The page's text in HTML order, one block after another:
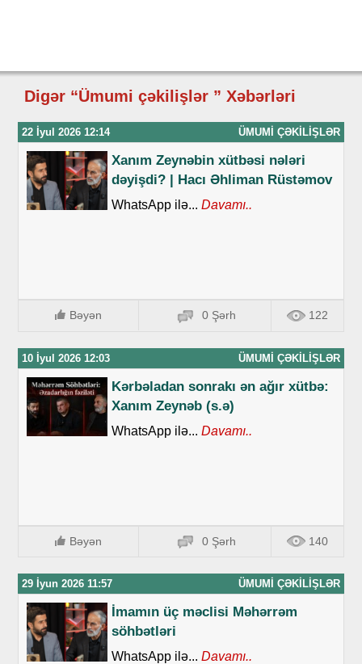
Digər “Ümumi çəkilişlər ” Xəbərləri
22 İyul 2026 12:14 ÜMUMI ÇƏKILIŞLƏR
Xanım Zeynəbin xütbəsi nələri
dəyişdi? | Hacı Əhliman Rüstəmov
WhatsApp ilə... Davamı..
Bəyən 0 Şərh 122
10 İyul 2026 12:03 ÜMUMI ÇƏKILIŞLƏR
Kərbəladan sonrakı ən ağır xütbə:
Xanım Zeynəb (s.ə)
WhatsApp ilə... Davamı..
Bəyən 0 Şərh 140
29 İyun 2026 11:57 ÜMUMI ÇƏKILIŞLƏR
İmamın üç məclisi Məhərrəm
söhbətləri
WhatsApp ilə... Davamı..